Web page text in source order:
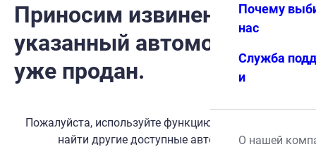
Почему
нас
Служба
и
О нашей
Приносим извинения, но
указанный автомобиль
уже продан.
Пожалуйста, используйте функцию поиска, чтобы
найти другие доступные автомобили.